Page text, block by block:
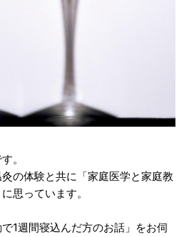
。
の体験と共に「家庭医学と家庭教
思っています。
1週間寝込んだ方のお話」をお伺